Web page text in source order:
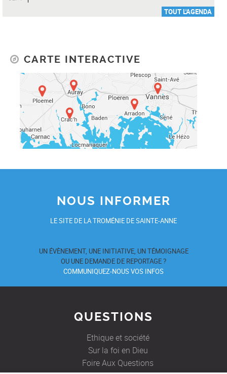
TOUT L'AGENDA
CARTE INTERACTIVE
NOUS INFORMER
LE SITE DE LA TROMÉNIE DE SAINTE-ANNE
UN ÉVÈNEMENT, UNE INITIATIVE, UN TÉMOIGNAGE
OU UNE DEMANDE DE REPORTAGE ?
COMMUNIQUEZ-NOUS VOS INFOS
QUESTIONS
Ethique et société
Sur la foi en Dieu
Foire Aux Questions